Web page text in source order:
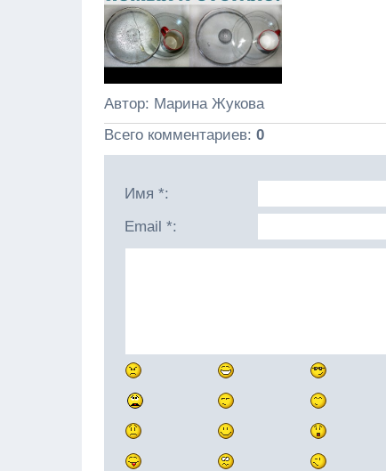
Автор: Марина Жукова
Всего комментариев: 0
Имя *:
Email *: